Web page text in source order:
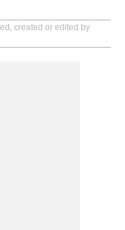
created or edited by